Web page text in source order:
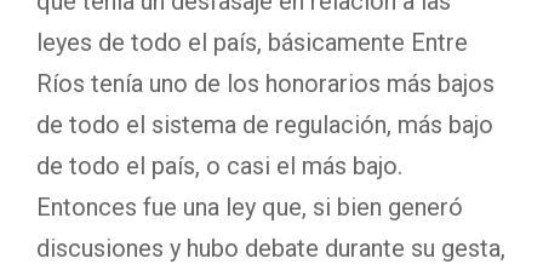
leyes de todo el país, básicamente Entre
Ríos tenía uno de los honorarios más bajos
de todo el sistema de regulación, más bajo
de todo el país, o casi el más bajo.
Entonces fue una ley que, si bien generó
discusiones y hubo debate durante su gesta,